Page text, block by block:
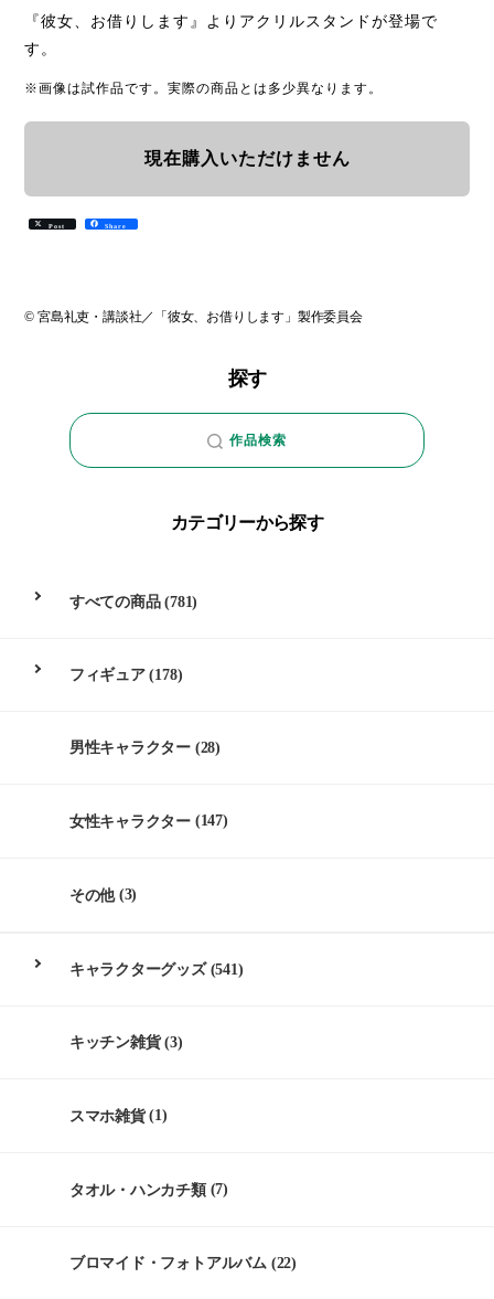
『彼女、お借りします』よりアクリルスタンドが登場で
す。
※画像は試作品です。実際の商品とは多少異なります。
現在購入いただけません
Post Share
© 宮島礼吏・講談社／「彼女、お借りします」製作委員会
探す
作品検索
カテゴリーから探す
すべての商品(781)
フィギュア(178)
男性キャラクター (28)
女性キャラクター (147)
その他(3)
キャラクターグッズ(541)
キッチン雑貨(3)
スマホ雑貨(1)
タオル・ハンカチ類(7)
ブロマイド・フォトアルバム (22)